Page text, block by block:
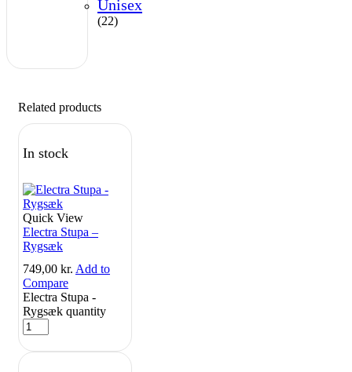
Unisex
(22)
Related products
In stock
Quick View
Electra Stupa –
Rygsæk
749,00 kr. Add to
Compare
Electra Stupa -
Rygsæk quantity